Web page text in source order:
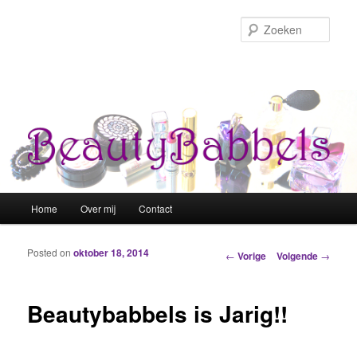
Spring naar de primaire inhoud
Spring naar de secundaire inhoud
Home Over mij Contact
Berichtnavigatie
← Vorige Volgende →
Beautybabbels is Jarig!!
Posted onoktober 18, 2014